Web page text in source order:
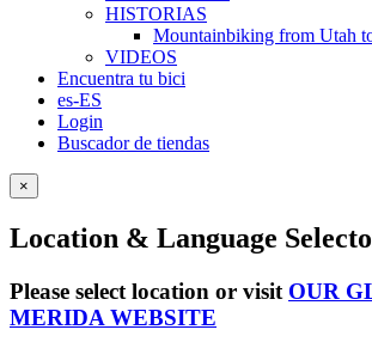
HISTORIAS
Mountainbiking from Utah
VIDEOS
Encuentra tu bici
es-ES
Login
Buscador de tiendas
×
Location & Language
Please select location or visit OUR
MERIDA WEBSITE